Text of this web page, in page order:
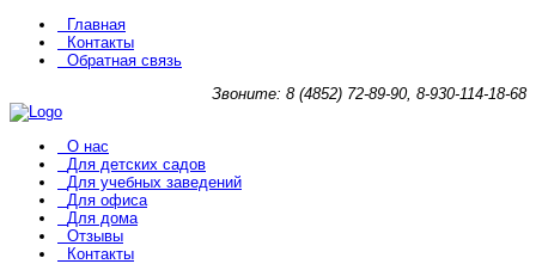
Главная
Контакты
Обратная связь
Звоните: 8 (4852) 72-89-90, 8-930-114-18-68
О нас
Для детских садов
Для учебных заведений
Для офиса
Для дома
Отзывы
Контакты